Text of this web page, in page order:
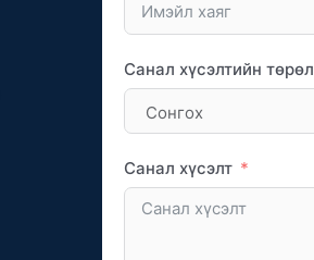
Санал хүсэлтийн төрөл
Санал хүсэлт